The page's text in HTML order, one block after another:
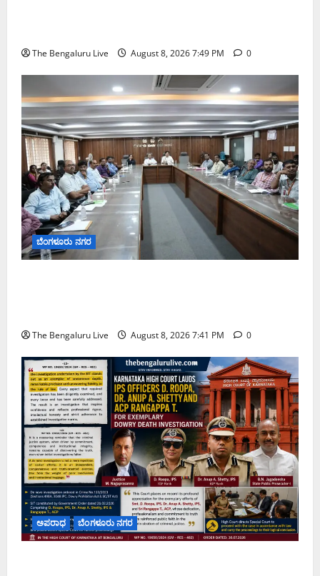
The Bengaluru Live August 8, 2026 7:49 PM 0
ಬೆಂಗಳೂರು ನಗರ
The Bengaluru Live August 8, 2026 7:41 PM 0
ಅಪರಾಧ ಬೆಂಗಳೂರು ನಗರ